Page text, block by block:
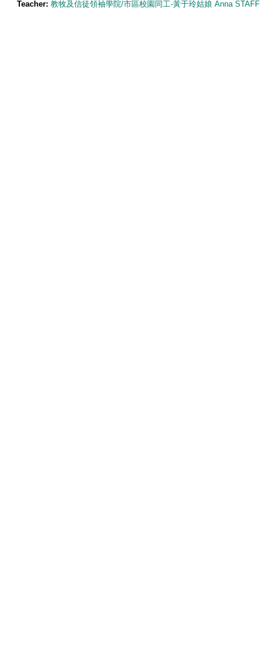
Teacher: 教牧及信徒領袖學院/市區校園同工-黃于玲姑娘 Anna STAFF